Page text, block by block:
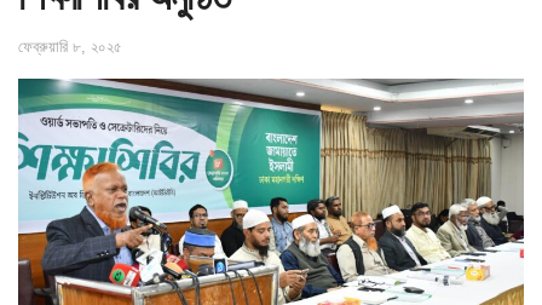
ফেব্রুয়ারি ৮, ২০২৫